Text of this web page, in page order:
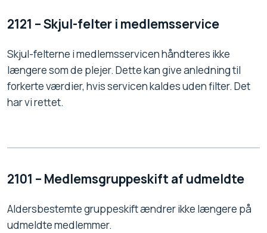
2121 – Skjul-felter i medlemsservice
Skjul-felterne i medlemsservicen håndteres ikke
længere som de plejer. Dette kan give anledning til
forkerte værdier, hvis servicen kaldes uden filter. Det
har vi rettet.
2101 – Medlemsgruppeskift af udmeldte
Aldersbestemte gruppeskift ændrer ikke længere på
udmeldte medlemmer.